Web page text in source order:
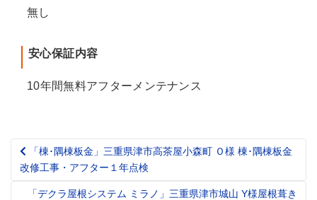
無し
安心保証内容
10年間無料アフターメンテナンス
Post
navigation
「棟･隅棟板金」三重県津市高茶屋小森町 Ｏ様 棟･隅棟板金
改修工事・アフター１年点検
「デクラ屋根システム ミラノ」三重県津市城山 Y様屋根葺き